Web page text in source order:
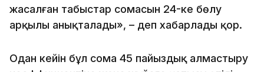
жасалған табыстар сомасын 24-ке бөлу
арқылы анықталады», – деп хабарлады қор.
Одан кейін бұл сома 45 пайыздық алмастыру